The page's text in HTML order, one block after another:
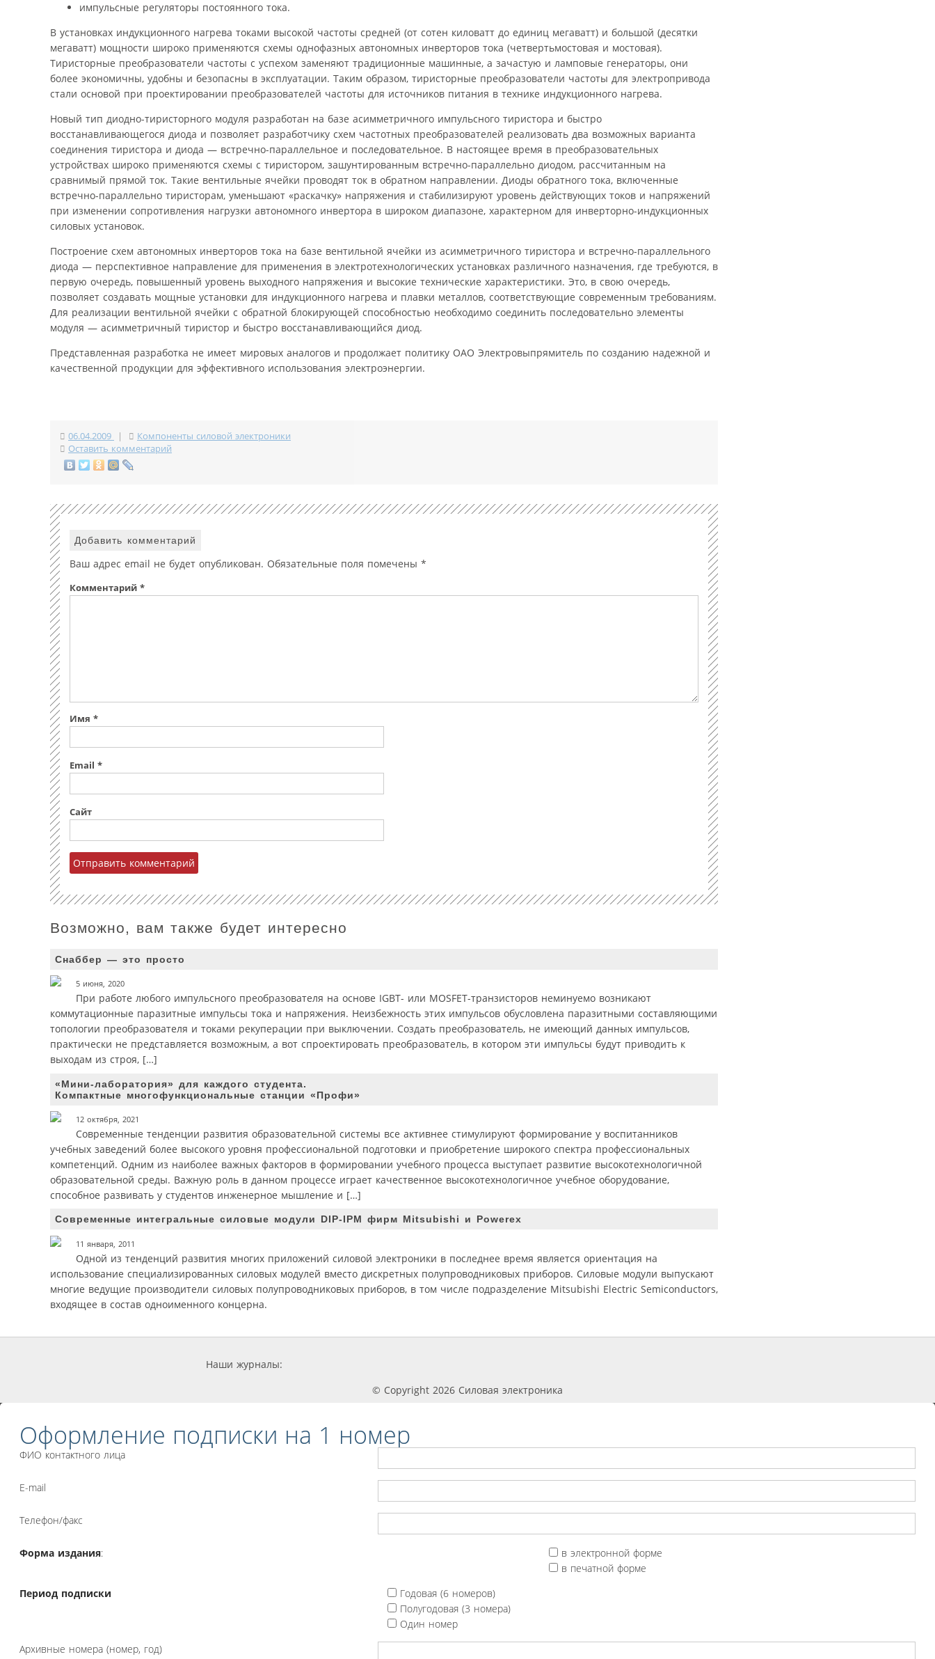
импульсные регуляторы постоянного тока.
В установках индукционного нагрева токами высокой частоты средней (от сотен киловатт до единиц мегаватт) и большой (десятки
мегаватт) мощности широко применяются схемы однофазных автономных инверторов тока (четвертьмостовая и мостовая).
Тиристорные преобразователи частоты с успехом заменяют традиционные машинные, а зачастую и ламповые генераторы, они
более экономичны, удобны и безопасны в эксплуатации. Таким образом, тиристорные преобразователи частоты для электропривода
стали основой при проектировании преобразователей частоты для источников питания в технике индукционного нагрева.
Новый тип диодно-тиристорного модуля разработан на базе асимметричного импульсного тиристора и быстро
восстанавливающегося диода и позволяет разработчику схем частотных преобразователей реализовать два возможных варианта
соединения тиристора и диода — встречно-параллельное и последовательное. В настоящее время в преобразовательных
устройствах широко применяются схемы с тиристором, зашунтированным встречно-параллельно диодом, рассчитанным на
сравнимый прямой ток. Такие вентильные ячейки проводят ток в обратном направлении. Диоды обратного тока, включенные
встречно-параллельно тиристорам, уменьшают «раскачку» напряжения и стабилизируют уровень действующих токов и напряжений
при изменении сопротивления нагрузки автономного инвертора в широком диапазоне, характерном для инверторно-индукционных
силовых установок.
Построение схем автономных инверторов тока на базе вентильной ячейки из асимметричного тиристора и встречно-параллельного
диода — перспективное направление для применения в электротехнологических установках различного назначения, где требуются, в
первую очередь, повышенный уровень выходного напряжения и высокие технические характеристики. Это, в свою очередь,
позволяет создавать мощные установки для индукционного нагрева и плавки металлов, соответствующие современным требованиям.
Для реализации вентильной ячейки с обратной блокирующей способностью необходимо соединить последовательно элементы
модуля — асимметричный тиристор и быстро восстанавливающийся диод.
Представленная разработка не имеет мировых аналогов и продолжает политику ОАО Электровыпрямитель по созданию надежной и
качественной продукции для эффективного использования электроэнергии.
06.04.2009 |
Компоненты силовой электроники
Оставить комментарий
Добавить комментарий
Ваш адрес email не будет опубликован. Обязательные поля помечены *
Комментарий *
Имя *
Email *
Сайт
Возможно, вам также будет интересно
Снаббер — это просто
5 июня, 2020
При работе любого импульсного преобразователя на основе IGBT- или MOSFET-транзисторов неминуемо возникают
коммутационные паразитные импульсы тока и напряжения. Неизбежность этих импульсов обусловлена паразитными составляющими
топологии преобразователя и токами рекуперации при выключении. Создать преобразователь, не имеющий данных импульсов,
практически не представляется возможным, а вот спроектировать преобразователь, в котором эти импульсы будут приводить к
выходам из строя, […]
«Мини-лаборатория» для каждого студента.
Компактные многофункциональные станции «Профи»
12 октября, 2021
Современные тенденции развития образовательной системы все активнее стимулируют формирование у воспитанников
учебных заведений более высокого уровня профессиональной подготовки и приобретение широкого спектра профессиональных
компетенций. Одним из наиболее важных факторов в формировании учебного процесса выступает развитие высокотехнологичной
образовательной среды. Важную роль в данном процессе играет качественное высокотехнологичное учебное оборудование,
способное развивать у студентов инженерное мышление и […]
Современные интегральные силовые модули DIP-IPM фирм Mitsubishi и Powerex
11 января, 2011
Одной из тенденций развития многих приложений силовой электроники в последнее время является ориентация на
использование специализированных силовых модулей вместо дискретных полупроводниковых приборов. Силовые модули выпускают
многие ведущие производители силовых полупроводниковых приборов, в том числе подразделение Mitsubishi Electric Semiconductors,
входящее в состав одноименного концерна.
Наши журналы:
© Copyright 2026 Силовая электроника
Оформление подписки на 1 номер
ФИО контактного лица
E-mail
Телефон/факс
Форма издания:
в электронной форме
в печатной форме
Период подписки
Годовая (6 номеров)
Полугодовая (3 номера)
Один номер
Архивные номера (номер, год)